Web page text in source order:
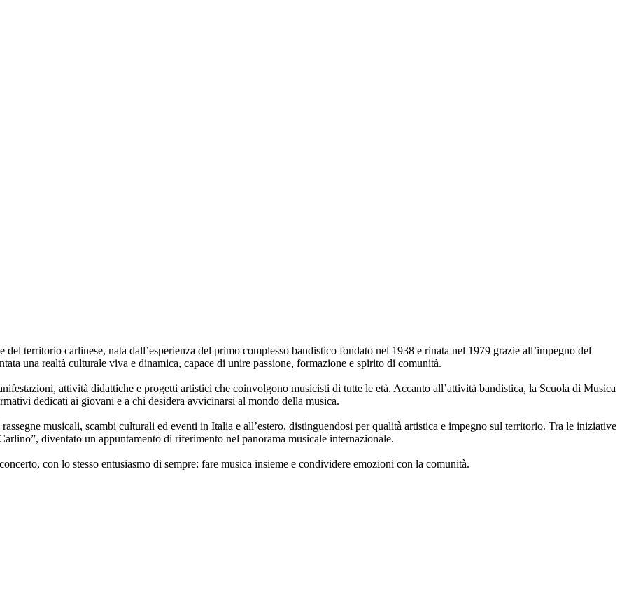
territorio carlinese, nata dall’esperienza del primo complesso bandistico fondato nel 1938 e rinata nel 1979 grazie all’impegno del
una realtà culturale viva e dinamica, capace di unire passione, formazione e spirito di comunità.
attività didattiche e progetti artistici che coinvolgono musicisti di tutte le età. Accanto all’attività bandistica, la Scuola di Musica
dedicati ai giovani e a chi desidera avvicinarsi al mondo della musica.
musicali, scambi culturali ed eventi in Italia e all’estero, distinguendosi per qualità artistica e impegno sul territorio. Tra le iniziative
diventato un appuntamento di riferimento nel panorama musicale internazionale.
con lo stesso entusiasmo di sempre: fare musica insieme e condividere emozioni con la comunità.